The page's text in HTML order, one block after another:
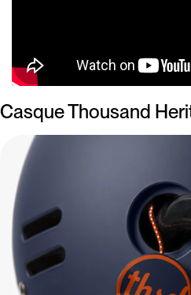
Casque Thousand